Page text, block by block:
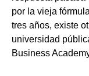
por la vieja
tres años, existe
universidad
Business